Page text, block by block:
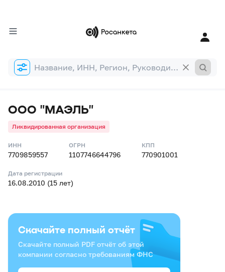
Форма
поиска
ООО "МАЭЛЬ"
Ликвидированная организация
ИНН
7709859557
ОГРН
1107746644796
КПП
770901001
Дата регистрации
16.08.2010 (15 лет)
Скачайте полный отчёт
Скачайте полный PDF отчёт об этой
компании согласно требованиям ФНС